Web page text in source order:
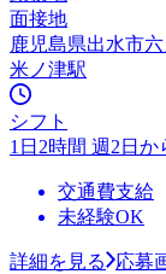
面接地
鹿児島県出水市
米ノ津駅
シフト
1日2時間 週2日か
交通費支給
未経験OK
詳細を見る
応募